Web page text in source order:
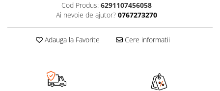
Cod Produs: 6291107456058
Ai nevoie de ajutor? 0767273270
Adauga la Favorite Cere informatii